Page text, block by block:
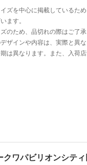
クワパビリオンシテ